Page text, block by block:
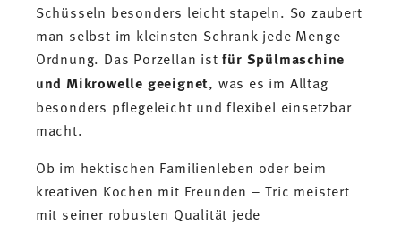
Schüsseln besonders leicht stapeln. So zaubert
man selbst im kleinsten Schrank jede Menge
Ordnung. Das Porzellan istfür Spülmaschine
und Mikrowelle geeignet, was es im Alltag
besonders pflegeleicht und flexibel einsetzbar
macht.
Ob im hektischen Familienleben oder beim
kreativen Kochen mit Freunden – Tric meistert
mit seiner robusten Qualität jede